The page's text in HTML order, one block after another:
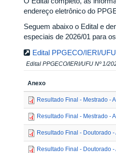
endereço eletrônico do
Seguem abaixo o Edital e
especiais de 2026/01 para
Edital PPGECO/IERI/
Edital PPGECO/IERI/UFU​ Nº 1/
Anexo
Resultado Final - Mestrado -
Resultado Final - Mestrado -
Resultado Final - Doutorado
Resultado Final - Doutorado